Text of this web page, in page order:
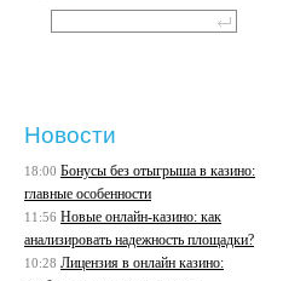
Новости
18:00 Бонусы без отыгрыша в казино:
главные особенности
11:56 Новые онлайн-казино: как
анализировать надежность площадки?
10:28 Лицензия в онлайн казино: